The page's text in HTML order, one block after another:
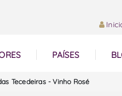
PAÍSES
Tecedeiras - Vinho Rosé